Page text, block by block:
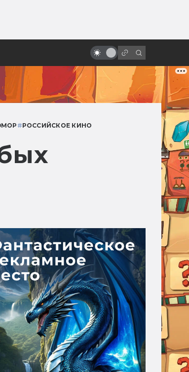
Парне из пекла
#РОССИЙСКОЕ КИНО